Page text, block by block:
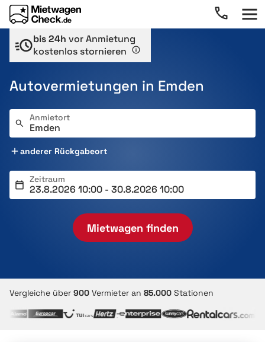
bis 24h vor Anmietung
kostenlos stornieren
Autovermietungen in Emden
Anmietort
anderer Rückgabeort
Zeitraum
Mietwagen finden
Vergleiche über 900 Vermieter an 85.000 Stationen